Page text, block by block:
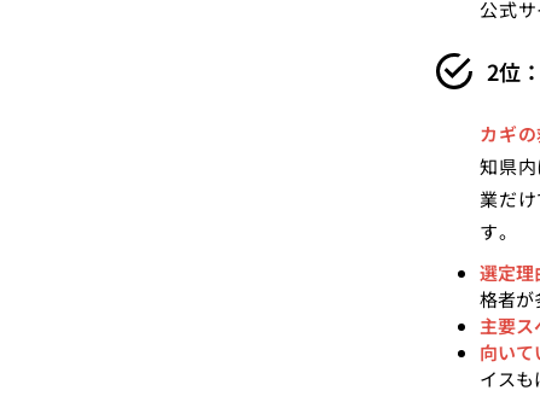
公式サ
2位
カギ
知県
業だ
す。
選定理
格者が
主要ス
向いて
イスも